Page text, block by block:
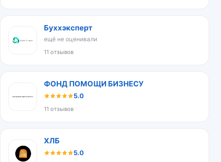
Буххэксперт
ещё не оценивали
11 отзывов
ФОНД ПОМОЩИ БИЗНЕСУ
5.0
11 отзывов
ХЛБ
5.0